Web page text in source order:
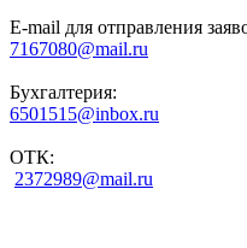
E-mail для отправления
7167080@mail.ru
Бухгалтерия:
6501515@inbox.ru
ОТК:
2372989@mail.ru